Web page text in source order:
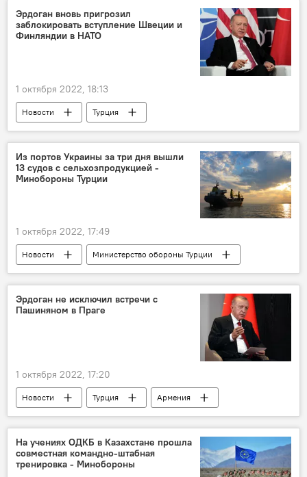
Министерство иностранных дел
Эрдоган вновь пригрозил
заблокировать вступление Швеции и
Финляндии в НАТО
1 октября 2022, 18:13
Новости
Турция
Реджеп Тайип Эрдоган
НАТО
Из портов Украины за три дня вышли
13 судов с сельхозпродукцией -
Минобороны Турции
1 октября 2022, 17:49
Новости
Министерство обороны Турции
Сельхозпродукция
Украина
Порты
Продовольственная безопасность
Эрдоган не исключил встречи с
Пашиняном в Праге
1 октября 2022, 17:20
Новости Турция
Армения
Политика
Реджеп Тайип Эрдоган
Никол Пашинян
Прага
На учениях ОДКБ в Казахстане прошла
совместная командно-штабная
тренировка - Минобороны